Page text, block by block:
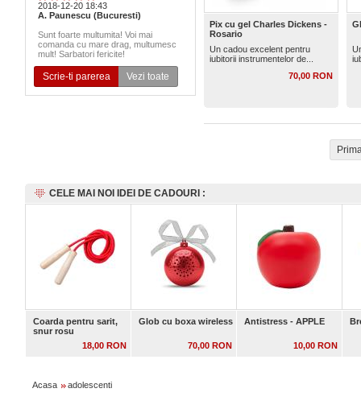
2018-12-20 18:43
A. Paunescu (Bucuresti)
Sunt foarte multumita! Voi mai
comanda cu mare drag, multumesc
mult! Sarbatori fericite!
Scrie-ti parerea Vezi toate
Pix cu gel Charles Dickens -
Rosario
Un cadou excelent pentru
iubitorii instrumentelor de...
70,00 RON
CELE MAI NOI IDEI DE CADOURI :
Coarda pentru sarit,
snur rosu
18,00 RON
Glob cu boxa wireless
70,00 RON
Antistress - APPLE
10,00 RON
Acasa adolescenti